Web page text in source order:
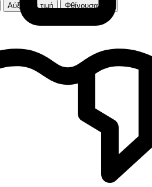
Αύξουσα τιμή
Φθίνουσα τιμή